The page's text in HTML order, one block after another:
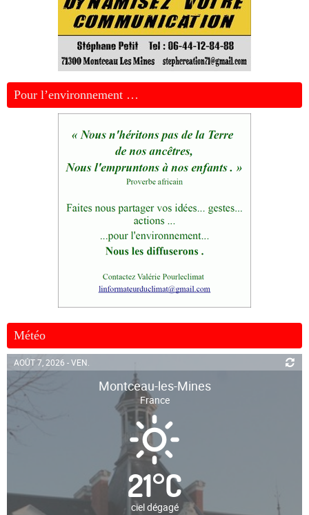
Pour l’environnement …
Météo
AOÛT 7, 2026 - VEN.
Montceau-les-Mines
France
21°C
ciel dégagé